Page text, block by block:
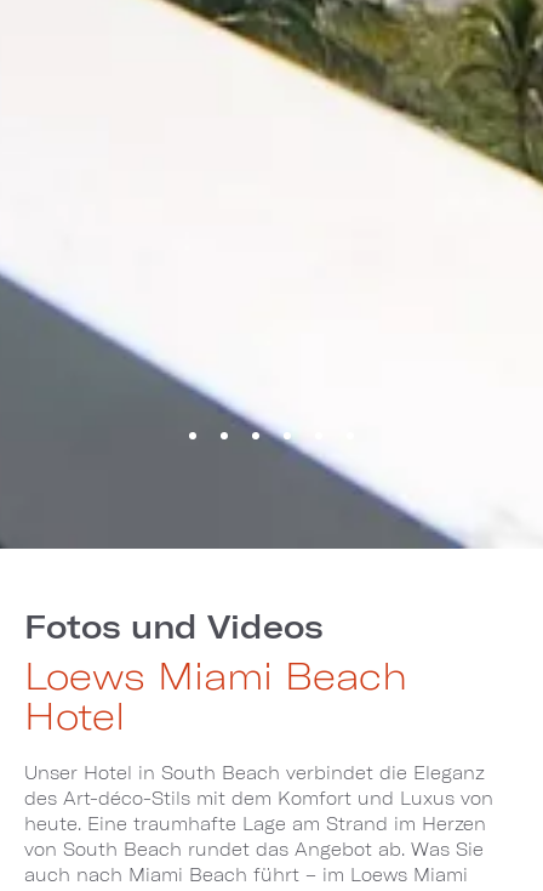
Fotos und Videos
Loews Miami Beach
Hotel
Unser Hotel in South Beach verbindet die Eleganz
des Art-déco-Stils mit dem Komfort und Luxus von
heute. Eine traumhafte Lage am Strand im Herzen
von South Beach rundet das Angebot ab. Was Sie
auch nach Miami Beach führt – im Loews Miami